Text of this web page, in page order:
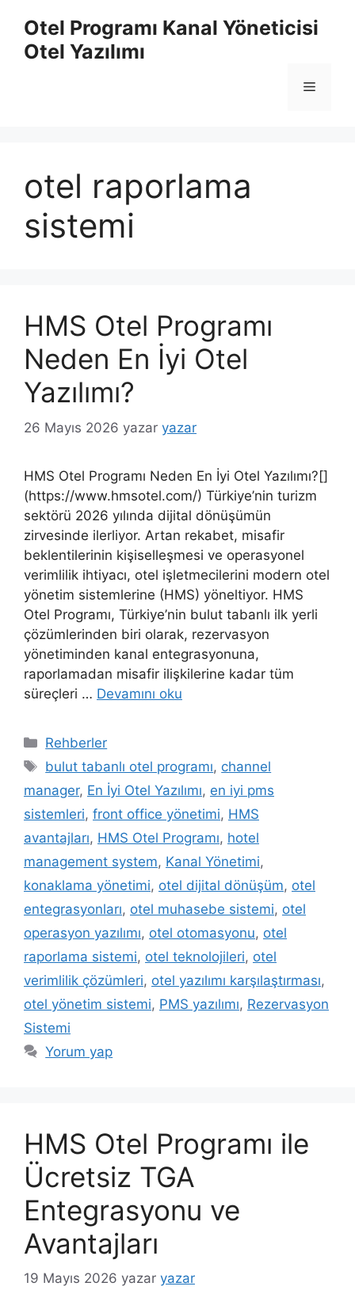
Otel Programı Kanal Yöneticisi
Otel Yazılımı
Menü
otel raporlama
sistemi
HMS Otel Programı
Neden En İyi Otel
Yazılımı?
26 Mayıs 2026 yazar yazar
HMS Otel Programı Neden En İyi Otel Yazılımı?[]
(https://www.hmsotel.com/) Türkiye’nin turizm
sektörü 2026 yılında dijital dönüşümün
zirvesinde ilerliyor. Artan rekabet, misafir
beklentilerinin kişiselleşmesi ve operasyonel
verimlilik ihtiyacı, otel işletmecilerini modern otel
yönetim sistemlerine (HMS) yöneltiyor. HMS
Otel Programı, Türkiye’nin bulut tabanlı ilk yerli
çözümlerinden biri olarak, rezervasyon
yönetiminden kanal entegrasyonuna,
raporlamadan misafir ilişkilerine kadar tüm
süreçleri … Devamını oku
Kategoriler
Rehberler
Etiketler
bulut tabanlı otel programı, channel
manager, En İyi Otel Yazılımı, en iyi pms
sistemleri, front office yönetimi, HMS
avantajları, HMS Otel Programı, hotel
management system, Kanal Yönetimi,
konaklama yönetimi, otel dijital dönüşüm, otel
entegrasyonları, otel muhasebe sistemi, otel
operasyon yazılımı, otel otomasyonu, otel
raporlama sistemi, otel teknolojileri, otel
verimlilik çözümleri, otel yazılımı karşılaştırması,
otel yönetim sistemi, PMS yazılımı, Rezervasyon
Sistemi
Yorum yap
HMS Otel Programı ile
Ücretsiz TGA
Entegrasyonu ve
Avantajları
19 Mayıs 2026 yazar yazar